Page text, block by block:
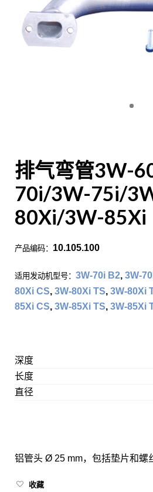
排气弯管3W-
70i/3W-75i/
80Xi/3W-85Xi
产品编码： 10.105.100
适用发动机型号： 3W-70i B2, 3W-
80Xi CS, 3W-80Xi TS, 3W-80Xi
85Xi CS, 3W-85Xi TS, 3W-85Xi
深度
长度
直径
铝管头 Ø 25 mm，包括垫片和螺
收藏